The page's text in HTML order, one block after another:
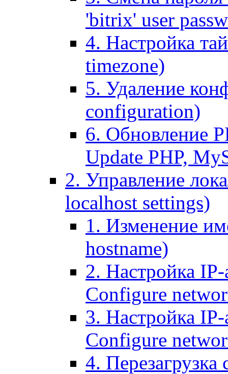
'bitrix' user
4. Настройка
timezone)
5. Удаление
configuration)
6. Обновление
Update PHP,
2. Управление
localhost settings)
1. Изменение
hostname)
2. Настройка IP-
Configure
3. Настройка
Configure
4. Перезагрузка